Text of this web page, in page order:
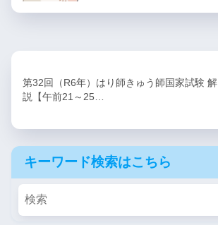
第32回（R6年）はり師きゅう師国家試験 解
説【午前21～25…
キーワード検索はこちら